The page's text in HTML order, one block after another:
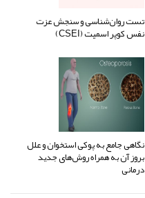
تست روان‌شناسی و سنجش عزت
نفس کوپر اسمیت (CSEI)
نگاهی جامع به پوکی استخوان و علل
بروز آن به همراه روش‌های جدید
درمانی